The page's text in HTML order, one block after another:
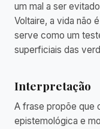
um mal a ser
Voltaire, a vida não
serve como um
superficiais das
Interpretação
A frase propõe que
epistemológica e